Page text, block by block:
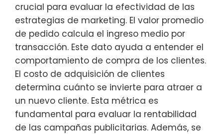
crucial para evaluar la efectividad de las
estrategias de marketing. El valor promedio
de pedido calcula el ingreso medio por
transacción. Este dato ayuda a entender el
comportamiento de compra de los clientes.
El costo de adquisición de clientes
determina cuánto se invierte para atraer a
un nuevo cliente. Esta métrica es
fundamental para evaluar la rentabilidad
de las campañas publicitarias. Además, se